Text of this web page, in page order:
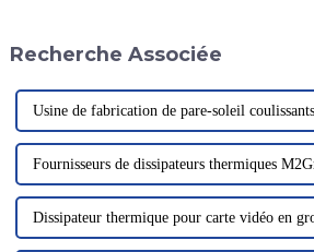
développement de la
fonctions ont évolué.
Recherche Associée
Usine de fabrication de pare-soleil
Fournisseurs de dissipateurs thermiques
Dissipateur thermique pour carte vidéo en